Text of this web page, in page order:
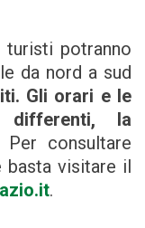
potranno
da nord a sud
Gli orari e le
la
Per consultare
basta visitare il
.